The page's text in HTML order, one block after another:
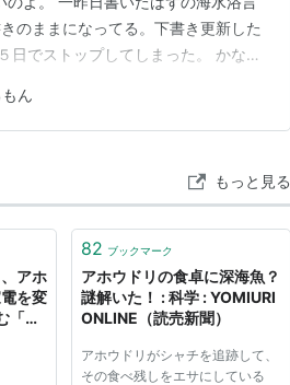
のままになってる。下書き更新した
日でストップしてしまった。 かなし
めて、２日目で撮り忘れ 下書き更
ん
もっと見る
アホ
を変
「生
82 ブックマーク
アホウドリの食卓に深海魚？
謎解いた！ : 科学 : YOMIURI
ONLINE（読売新聞）
アホウドリがシャチを追跡して、
その食べ残しをエサにしている